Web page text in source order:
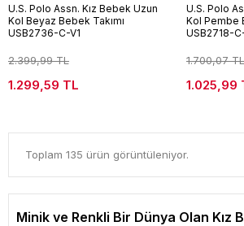
U.S. Polo Assn. Kız Bebek Uzun
Kol Beyaz Bebek Takımı
USB2736-C-V1
2.399,99 TL
1.299,59 TL
U.S. Polo
Kol Pembe
USB2718-
1.700,07 TL
1.025,99
Toplam 135 ürün görüntüleniyor.
Minik ve Renkli Bir Dünya Olan Kız